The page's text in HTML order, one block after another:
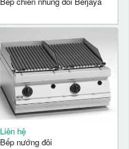
Liên hệ
Bếp nướng đôi